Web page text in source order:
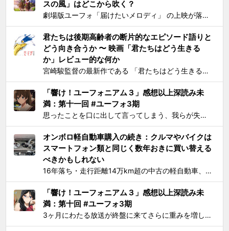
スの風」はどこから吹く？
劇場版ユーフォ「届けたいメロディ」 の上映が落ち着いてきたので、そろそろ久美子が高校1年生時代の話をするのもおしまいにする頃合いと見て小ネタを投下。 原作小説とは違ってアニメ版では、課題曲：「プロヴァンスの風」、自由曲「三日月の舞」となっているのは皆さんご存知の通り。「...
君たちは後期高齢者の断片的なエピソード語りと
どう向き合うか 〜 映画「君たちはどう生きる
か」レビュー的な何か
宮崎駿監督の最新作である 「君たちはどう生きるか」 を、封切初日のちょうど先週に見た。 個人的には、アニメとしては楽しめたけど物語はつまらないと感じた。エンドクレジットのプロデューサー欄に実の息子である宮崎吾朗氏の名前が載ってて最悪とも思ったりしたのだが、見た直後に呟いたこと...
「響け！ユーフォニアム３」感想以上深読み未
満：第十一回 #ユーフォ3期
思ったことを口に出して言ってしまう、我らが失言王たる黄前久美子がまたもやブチかましてくれました。 「変ですよね、学校の吹奏楽って」 リアルな吹奏楽の世界では一種の禁句めいた話題らしいところまで切り込んでくるあたり、ユーフォ3の覚悟の程が再確認できます。 それはともかく久...
オンボロ軽自動車購入の続き：クルマやバイクは
スマートフォン類と同じく数年おきに買い替える
べきかもしれない
16年落ち・走行距離14万km超の中古の軽自動車、2006年式スズキKeiワークス（HN22S型）の2WD・MT版を買った のが1ヶ月とちょっと前、あれこれと手を加えては都度Twitterに報告していたが、購入当初に予定していたモデファイがだいたい落ち着いたので中間報告と、いじっ...
「響け！ユーフォニアム３」感想以上深読み未
満：第十回 #ユーフォ3期
3ヶ月にわたる放送が終盤に来てさらに重みを増して、それをどう自分なりに消化してテキストとして残せばいいかを考えてたら数週間が経過してました。難関である関西大会を前に北宇治高校吹奏楽部とその部長でひとりのユーフォニアム奏者でもある黄前久美子という人物に「史上最大の危機」が訪れたのが...